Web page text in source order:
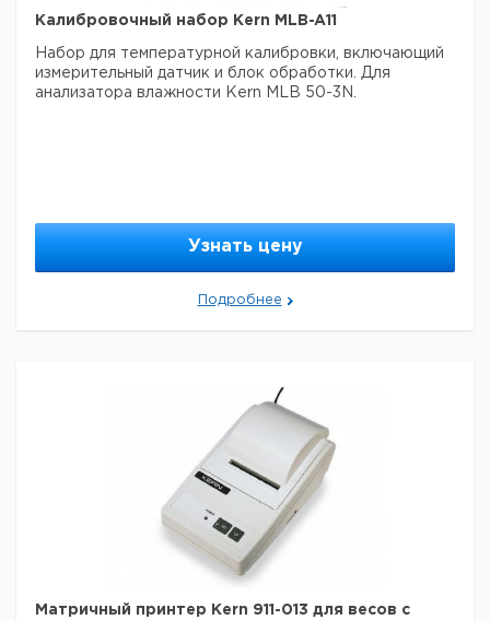
Калибровочный набор Kern MLB-A11
Набор для температурной калибровки, включающий
измерительный датчик и блок обработки.
Для
анализатора влажности Kern MLB 50-3N.
Узнать цену
Подробнее
Матричный принтер Kern 911-013 для весов с